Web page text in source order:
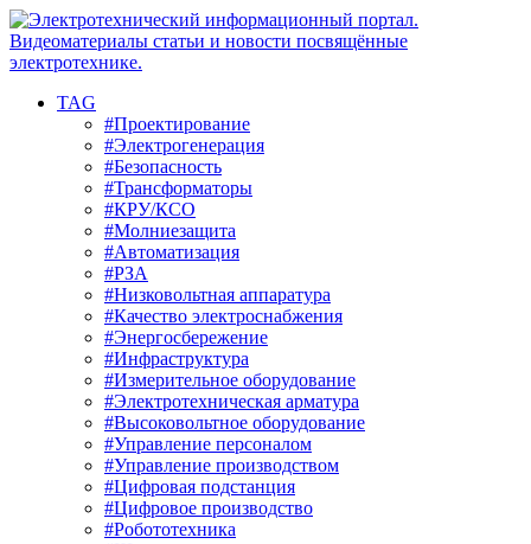
TAG
#Проектирование
#Электрогенерация
#Безопасность
#Трансформаторы
#КРУ/КСО
#Молниезащита
#Автоматизация
#РЗА
#Низковольтная аппаратура
#Качество электроснабжения
#Энергосбережение
#Инфраструктура
#Измерительное оборудование
#Электротехническая арматура
#Высоковольтное оборудование
#Управление персоналом
#Управление производством
#Цифровая подстанция
#Цифровое производство
#Робототехника